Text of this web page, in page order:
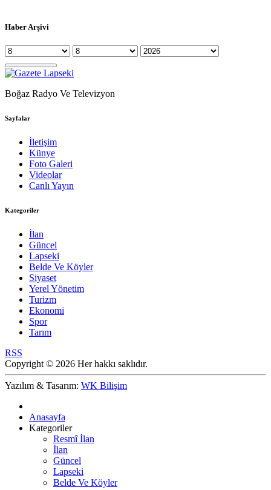
Haber Arşivi
Boğaz Radyo Ve Televizyon
Sayfalar
İletişim
Künye
Foto Galeri
Videolar
Canlı Yayın
Kategoriler
İlan
Güncel
Lapseki
Belde Ve Köyler
Siyaset
Yerel Yönetim
Turizm
Ekonomi
Spor
Tarım
RSS
Copyright © 2026 Her hakkı saklıdır.
Yazılım & Tasarım: WK Bilişim
Anasayfa
Kategoriler
Resmî İlan
İlan
Güncel
Lapseki
Belde Ve Köyler